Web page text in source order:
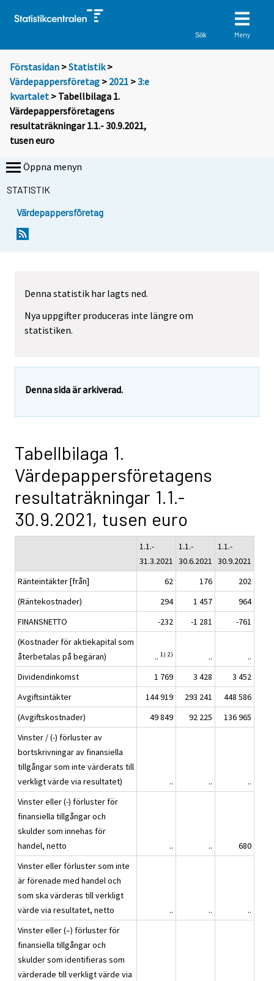
Sök Meny
Förstasidan >Statistik >
Värdepappersföretag > 2021 >3:e
kvartalet > Tabellbilaga 1.
Värdepappersföretagens
resultaträkningar 1.1.- 30.9.2021,
tusen euro
Öppna menyn
STATISTIK
Värdepappersföretag
Denna statistik har lagts ned.
Nya uppgifter produceras inte längre om
statistiken.
Denna sida är arkiverad.
Tabellbilaga 1.
Värdepappersföretagens
resultaträkningar 1.1.-
30.9.2021, tusen euro
1.1.-
31.3.2021
1.1.-
30.6.2021
1.1.-
30.9.2021
Ränteintäkter [från]
62 176
202
(Räntekostnader)
294 1 457
964
FINANSNETTO
-232 -1 281
-761
(Kostnader för aktiekapital som
återbetalas på begäran)
.. 1) 2) ..
..
Dividendinkomst
1 769 3 428
3 452
Avgiftsintäkter
144 919 293 241
448 586
(Avgiftskostnader)
49 849 92 225
136 965
Vinster / (-) förluster av
bortskrivningar av finansiella
tillgångar som inte värderats till
verkligt värde via resultatet)
.. ..
..
Vinster eller (-) förluster för
finansiella tillgångar och
skulder som innehas för
handel, netto
.. ..
680
Vinster eller förluster som inte
är förenade med handel och
som ska värderas till verkligt
värde via resultatet, netto
.. ..
..
Vinster eller (–) förluster för
finansiella tillgångar och
skulder som identifieras som
värderade till verkligt värde via